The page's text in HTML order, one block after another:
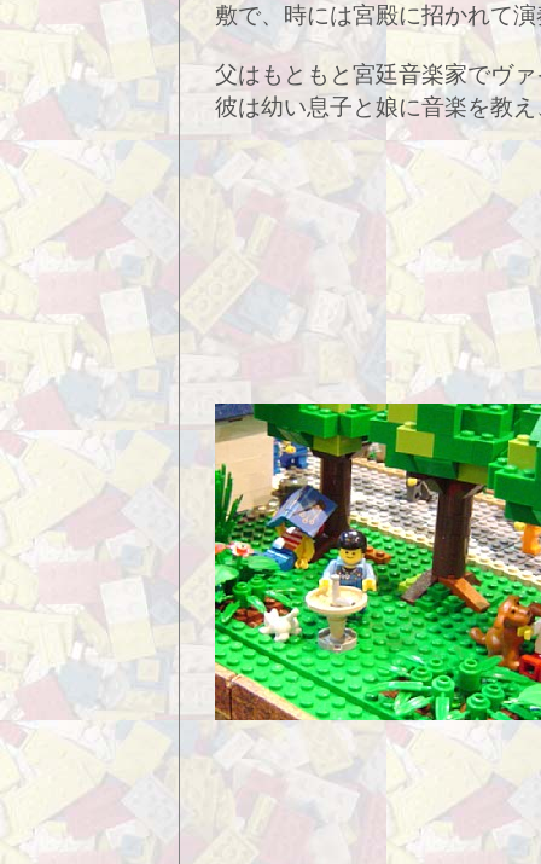
敷で、時には宮殿に招かれて
父はもともと宮廷音楽家でヴ
彼は幼い息子と娘に音楽を教